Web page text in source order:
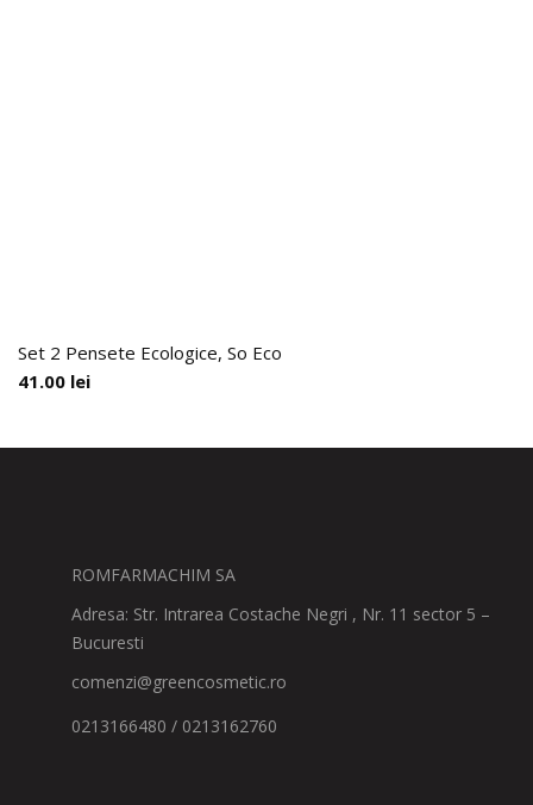
Set 2 Pensete Ecologice, So Eco
41.00 lei
ROMFARMACHIM SA
Adresa: Str. Intrarea Costache Negri , Nr. 11 sector 5 –
Bucuresti
comenzi@greencosmetic.ro
0213166480 / 0213162760